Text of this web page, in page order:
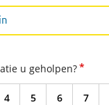
u geholpen?*
4 5 6 7